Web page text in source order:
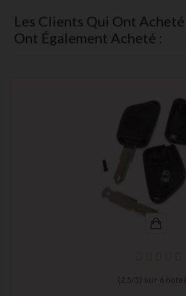
Les Clients Qui Ont
Ont Également Acheté :
( 2,5 / 5) sur 6